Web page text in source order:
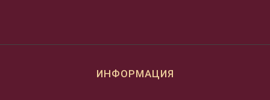
ИНФОРМАЦИЯ